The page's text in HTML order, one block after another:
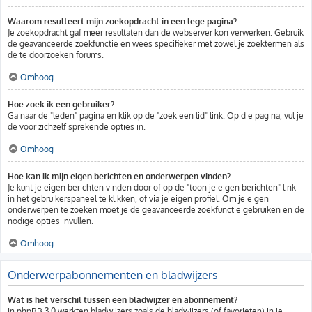
Waarom resulteert mijn zoekopdracht in een lege pagina?
Je zoekopdracht gaf meer resultaten dan de webserver kon verwerken. Gebruik
de geavanceerde zoekfunctie en wees specifieker met zowel je zoektermen als
de te doorzoeken forums.
Omhoog
Hoe zoek ik een gebruiker?
Ga naar de "leden" pagina en klik op de "zoek een lid" link. Op die pagina, vul je
de voor zichzelf sprekende opties in.
Omhoog
Hoe kan ik mijn eigen berichten en onderwerpen vinden?
Je kunt je eigen berichten vinden door of op de "toon je eigen berichten" link
in het gebruikerspaneel te klikken, of via je eigen profiel. Om je eigen
onderwerpen te zoeken moet je de geavanceerde zoekfunctie gebruiken en de
nodige opties invullen.
Omhoog
Onderwerpabonnementen en bladwijzers
Wat is het verschil tussen een bladwijzer en abonnement?